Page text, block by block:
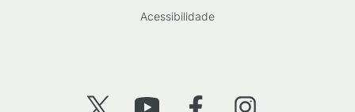
Acessibilidade